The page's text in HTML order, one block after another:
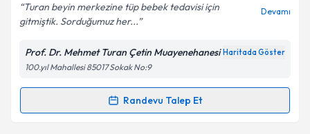
Turan beyin merkezine tüp bebek tedavisi için
gitmiştik. Sorduğumuz her...
Devamı
Prof. Dr. Mehmet Turan Çetin Muayenehanesi Haritada Göster
100.yıl Mahallesi 85017 Sokak No:9
Randevu Talep Et
Randevu Takvimi Talebi